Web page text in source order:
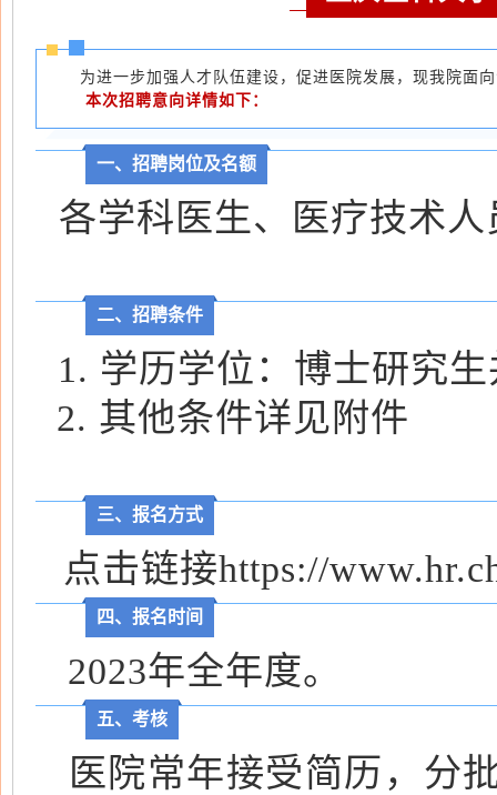
为进一步加强人才队伍建设，促进医院发展，现我院面向
本次招聘意向详情如下：
一、招聘岗位及名额
各学科医生、医疗技术
二、招聘条件
1. 学历学位：博士研究
2. 其他条件详见附件
三、报名方式
点击链接https://
四、报名时间
2023年全年度。
五、考核
医院常年接受简历，分